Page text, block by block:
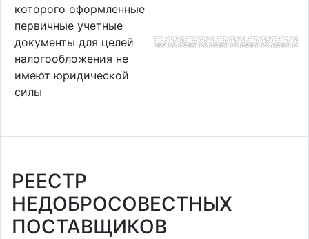
которого оформленные
первичные учетные
документы для целей
налогообложения не
имеют юридической
силы
РЕЕСТР
НЕДОБРОСОВЕСТНЫХ
ПОСТАВЩИКОВ